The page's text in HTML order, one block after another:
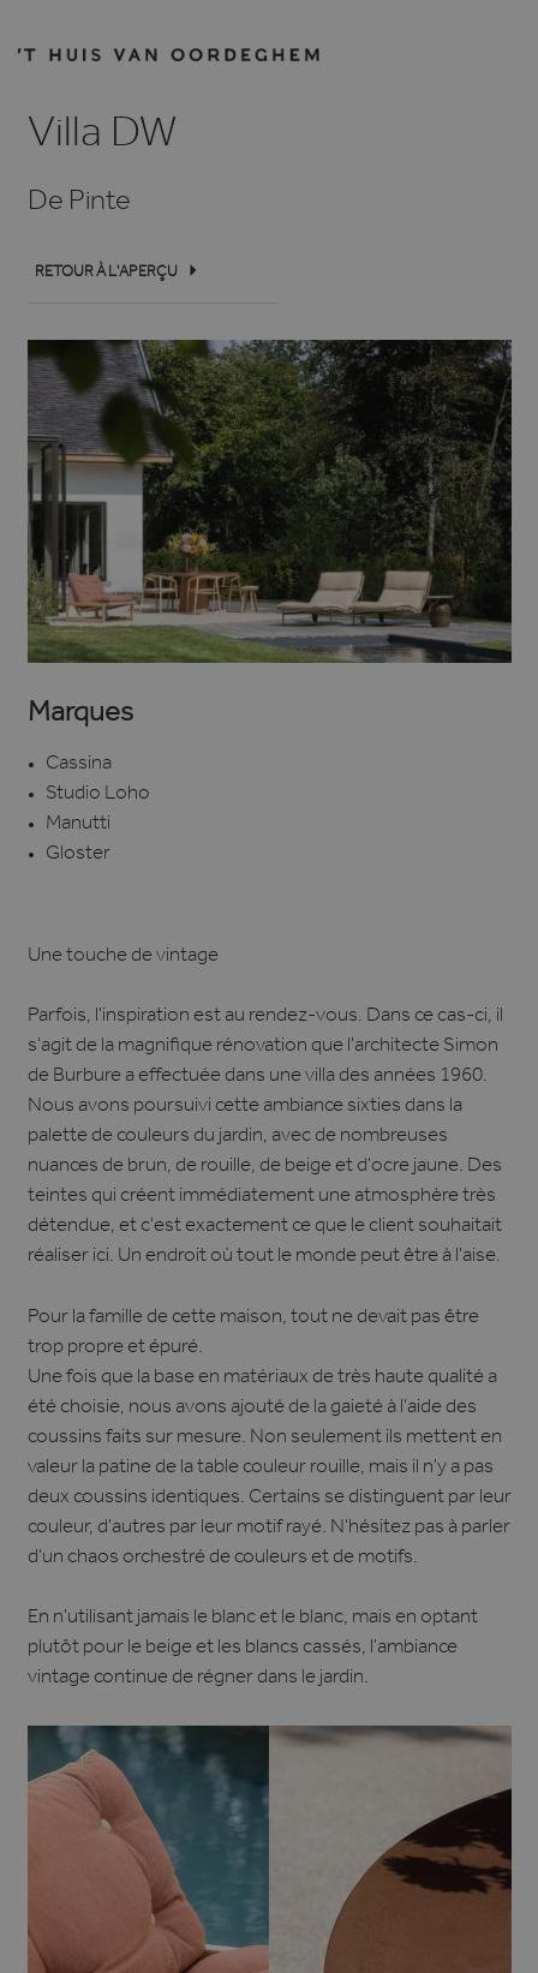
Villa DW
De Pinte
RETOUR À L'APERÇU
Marques
Cassina
Studio Loho
Manutti
Gloster
Une touche de vintage
Parfois, l'inspiration est au rendez-vous. Dans ce cas-ci, il
s'agit de la magnifique rénovation que l'architecte Simon
de Burbure a effectuée dans une villa des années 1960.
Nous avons poursuivi cette ambiance sixties dans la
palette de couleurs du jardin, avec de nombreuses
nuances de brun, de rouille, de beige et d'ocre jaune. Des
teintes qui créent immédiatement une atmosphère très
détendue, et c'est exactement ce que le client souhaitait
réaliser ici. Un endroit où tout le monde peut être à l'aise.
Pour la famille de cette maison, tout ne devait pas être
trop propre et épuré.
Une fois que la base en matériaux de très haute qualité a
été choisie, nous avons ajouté de la gaieté à l'aide des
coussins faits sur mesure. Non seulement ils mettent en
valeur la patine de la table couleur rouille, mais il n'y a pas
deux coussins identiques. Certains se distinguent par leur
couleur, d'autres par leur motif rayé. N'hésitez pas à parler
d'un chaos orchestré de couleurs et de motifs.
En n'utilisant jamais le blanc et le blanc, mais en optant
plutôt pour le beige et les blancs cassés, l'ambiance
vintage continue de régner dans le jardin.